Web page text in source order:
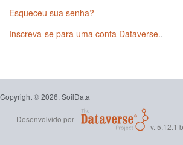
Esqueceu sua senha?
Inscreva-se para uma conta Dataverse..
Copyright © 2026, SoilData
Desenvolvido por
v. 5.12.1